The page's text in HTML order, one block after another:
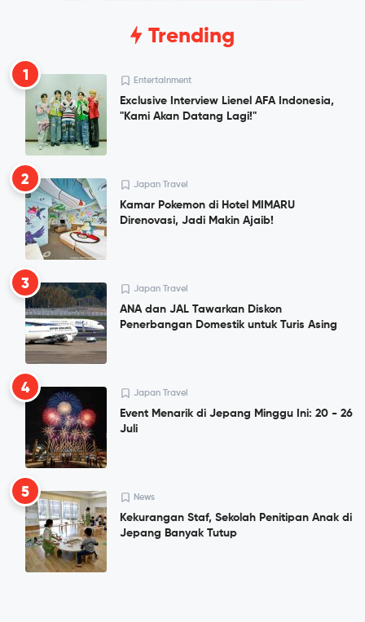
Trending
1 Entertainment
Exclusive Interview Lienel AFA Indonesia,
"Kami Akan Datang Lagi!"
2 Japan Travel
Kamar Pokemon di Hotel MIMARU
Direnovasi, Jadi Makin Ajaib!
3 Japan Travel
ANA dan JAL Tawarkan Diskon
Penerbangan Domestik untuk Turis Asing
4 Japan Travel
Event Menarik di Jepang Minggu Ini: 20 - 26
Juli
5 News
Kekurangan Staf, Sekolah Penitipan Anak di
Jepang Banyak Tutup